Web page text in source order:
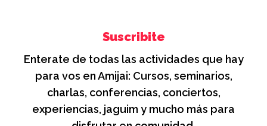
Suscribite
Enterate de todas las actividades que hay
para vos en Amijai: Cursos, seminarios,
charlas, conferencias, conciertos,
experiencias, jaguim y mucho más para